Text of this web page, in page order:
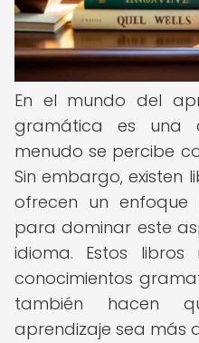
En el mundo del
gramática es
menudo se percibe
Sin embargo, existen
ofrecen un enfoque
para dominar este
idioma. Estos
conocimientos
también hacen
aprendizaje sea más